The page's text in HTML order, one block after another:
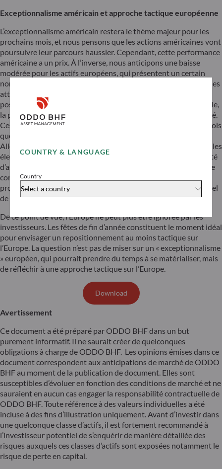
COUNTRY & LANGUAGE
Country
Select a country
Exceptionnalisme américain et approche tactique européenne
L’exceptionnalisme américain restera le thème majeur pour les
prochains mois, et nous pensons que les actions américaines vont
poursuivre leur parcours haussier. Cependant, cette performance
américaine a un prix. À l’inverse, nous anticipons une baisse
modérée pour les actifs européens, qui présentent un certain
nombre d’atouts tels que des valorisations bon marché, de faibles
attentes en matière de croissance des BPA, un « sous-
positionnement » de la part des investisseurs, un euro plus faible,
la possible paix en Ukraine et un « scénario du pire » déjà intégré.
Ces éléments devraient améliorer l’asymétrie de l’Europe, une fois
que les tarifs douaniers et les mélodrames nationaux (France,
Allemagne, etc.), auront été digérés. En outre, il reste à savoir si les
élections allemandes du premier trimestre offriront la possibilité
d’assouplir la règle sur l’endettement allemand. En clair, l’Europe
continuera à faire face à des défis importants au cours des
prochains mois (ou trimestres ?), tout en présentant un potentiel
de hausse pour les investisseurs.
De ce point de vue, l’Europe ne peut plus être ignorée par les
investisseurs. Les fêtes de fin d’année constituent le moment idéal
pour envisager un repositionnement au moins tactique sur
l’Europe. La question n’est pas de miser sur un « exceptionnalisme
» européen, qui pourrait prendre du temps à se matérialiser, mais
de réfléchir à une approche tactique sur l’Europe.
Download
Avertissement
Ce document a été préparé par ODDO BHF dans un but
purement informatif. Il ne saurait créer de quelconques
obligations à charge de ODDO BHF. Les opinions émises dans ce
document correspondent aux anticipations de marché de ODDO
BHF au moment de la publication de document. Elles sont
susceptibles d’évoluer en fonction des conditions de marché et ne
sauraient en aucun cas engager la responsabilité contractuelle de
ODDO BHF. Toute référence à des valeurs individuelles a été
incluse à des fins d’illustration uniquement. Avant d’investir dans
une quelconque classe d’actifs, il est fortement recommandé à
l’investisseur potentiel de s’enquérir de manière détaillée des
risques auxquels ces classes d’actifs sont exposées notamment le
risque de perte en capital.